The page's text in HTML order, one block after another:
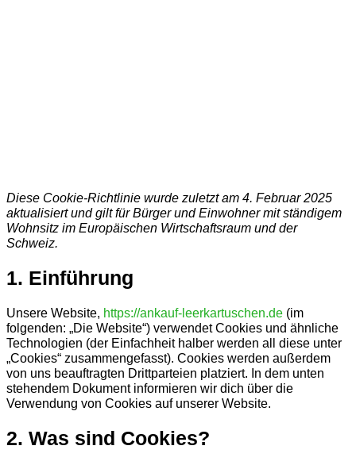
Diese Cookie-Richtlinie wurde zuletzt am 4. Februar 2025
aktualisiert und gilt für Bürger und Einwohner mit ständigem
Wohnsitz im Europäischen Wirtschaftsraum und der
Schweiz.
1. Einführung
Unsere Website, https://ankauf-leerkartuschen.de (im
folgenden: „Die Website“) verwendet Cookies und ähnliche
Technologien (der Einfachheit halber werden all diese unter
„Cookies“ zusammengefasst). Cookies werden außerdem
von uns beauftragten Drittparteien platziert. In dem unten
stehendem Dokument informieren wir dich über die
Verwendung von Cookies auf unserer Website.
2. Was sind Cookies?